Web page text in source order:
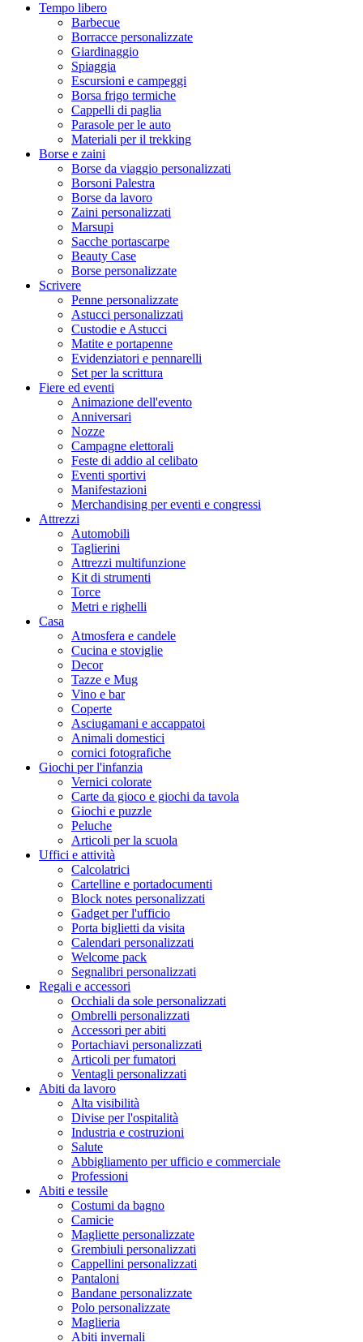
Tempo libero
Barbecue
Borracce personalizzate
Giardinaggio
Spiaggia
Escursioni e campeggi
Borsa frigo termiche
Cappelli di paglia
Parasole per le auto
Materiali per il trekking
Borse e zaini
Borse da viaggio personalizzati
Borsoni Palestra
Borse da lavoro
Zaini personalizzati
Marsupi
Sacche portascarpe
Beauty Case
Borse personalizzate
Scrivere
Penne personalizzate
Astucci personalizzati
Custodie e Astucci
Matite e portapenne
Evidenziatori e pennarelli
Set per la scrittura
Fiere ed eventi
Animazione dell'evento
Anniversari
Nozze
Campagne elettorali
Feste di addio al celibato
Eventi sportivi
Manifestazioni
Merchandising per eventi e congressi
Attrezzi
Automobili
Taglierini
Attrezzi multifunzione
Kit di strumenti
Torce
Metri e righelli
Casa
Atmosfera e candele
Cucina e stoviglie
Decor
Tazze e Mug
Vino e bar
Coperte
Asciugamani e accappatoi
Animali domestici
cornici fotografiche
Giochi per l'infanzia
Vernici colorate
Carte da gioco e giochi da tavola
Giochi e puzzle
Peluche
Articoli per la scuola
Uffici e attività
Calcolatrici
Cartelline e portadocumenti
Block notes personalizzati
Gadget per l'ufficio
Porta biglietti da visita
Calendari personalizzati
Welcome pack
Segnalibri personalizzati
Regali e accessori
Occhiali da sole personalizzati
Ombrelli personalizzati
Accessori per abiti
Portachiavi personalizzati
Articoli per fumatori
Ventagli personalizzati
Abiti da lavoro
Alta visibilità
Divise per l'ospitalità
Industria e costruzioni
Salute
Abbigliamento per ufficio e commerciale
Professioni
Abiti e tessile
Costumi da bagno
Camicie
Magliette personalizzate
Grembiuli personalizzati
Cappellini personalizzati
Pantaloni
Bandane personalizzate
Polo personalizzate
Maglieria
Abiti invernali